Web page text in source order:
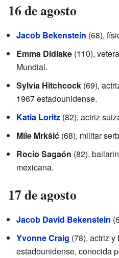
16 de agosto
Jacob Bekenstein (68),
Emma Didlake (110),
Mundial.
Sylvia Hitchcock (69),
1967 estadounidense.
Katia Loritz (82), actriz
Mile Mrkšić (68), militar
Rocío Sagaón (82),
mexicana.
17 de agosto
Jacob David Bekenstein
Yvonne Craig (78), actriz
estadounidense, conocida